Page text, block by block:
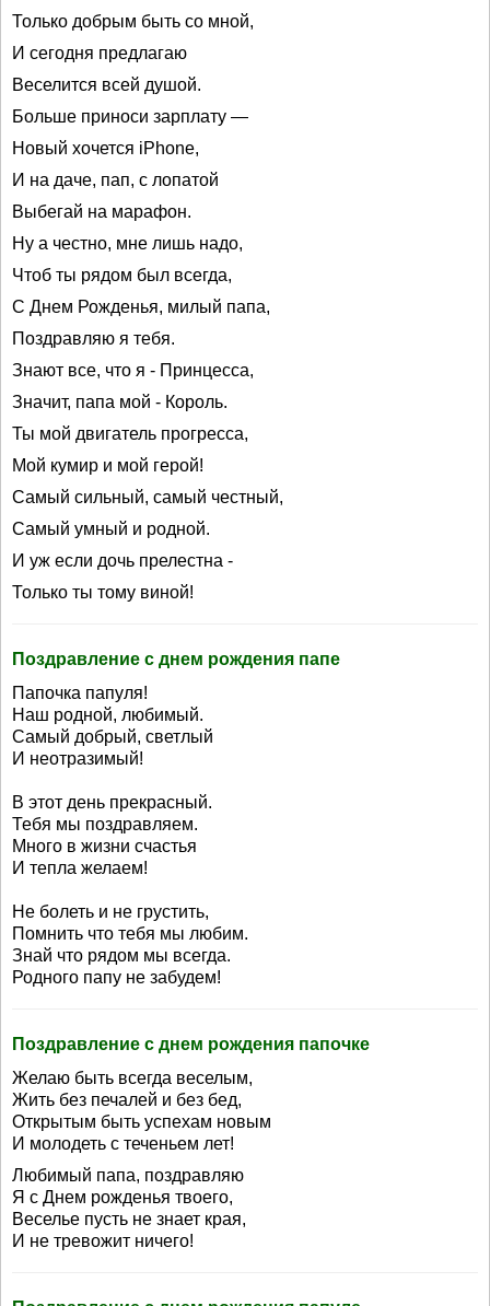
Только добрым быть со мной,
И сегодня предлагаю
Веселится всей душой.
Больше приноси зарплату —
Новый хочется iPhone,
И на даче, пап, с лопатой
Выбегай на марафон.
Ну а честно, мне лишь надо,
Чтоб ты рядом был всегда,
С Днем Рожденья, милый папа,
Поздравляю я тебя.
Знают все, что я - Принцесса,
Значит, папа мой - Король.
Ты мой двигатель прогресса,
Мой кумир и мой герой!
Самый сильный, самый честный,
Самый умный и родной.
И уж если дочь прелестна -
Только ты тому виной!
Поздравление с днем рождения папе
Папочка папуля!
Наш родной, любимый.
Самый добрый, светлый
И неотразимый!
В этот день прекрасный.
Тебя мы поздравляем.
Много в жизни счастья
И тепла желаем!
Не болеть и не грустить,
Помнить что тебя мы любим.
Знай что рядом мы всегда.
Родного папу не забудем!
Поздравление с днем рождения папочке
Желаю быть всегда веселым,
Жить без печалей и без бед,
Открытым быть успехам новым
И молодеть с теченьем лет!
Любимый папа, поздравляю
Я с Днем рожденья твоего,
Веселье пусть не знает края,
И не тревожит ничего!